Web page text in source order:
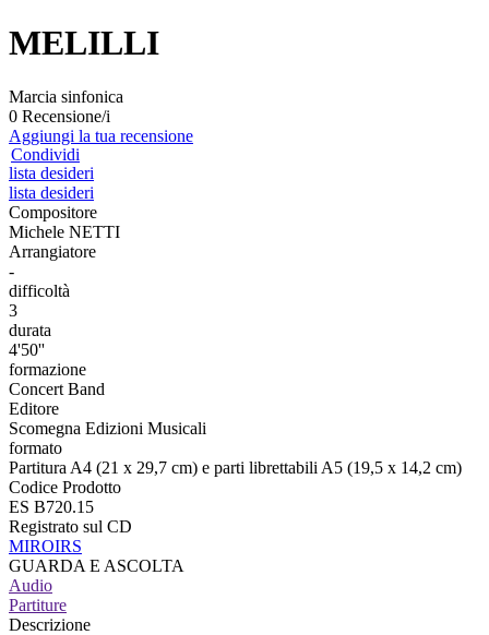
MELILLI
Marcia sinfonica
0 Recensione/i
Aggiungi la tua recensione
Condividi
lista desideri
lista desideri
Compositore
Michele NETTI
Arrangiatore
-
difficoltà
3
durata
4'50''
formazione
Concert Band
Editore
Scomegna Edizioni Musicali
formato
Partitura A4 (21 x 29,7 cm) e parti librettabili A5 (19,5 x 14,2 cm)
Codice Prodotto
ES B720.15
Registrato sul CD
MIROIRS
GUARDA E ASCOLTA
Audio
Partiture
Descrizione